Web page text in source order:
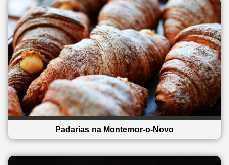
Padarias na Montemor-o-Novo